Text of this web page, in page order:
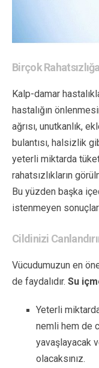
Birçok
Kalp-damar
hastalığın
ağrısı, unutkanlık,
bulantısı, halsizlik
yeterli miktarda
rahatsızlıkların
Bu yüzden başka
istenmeyen
Cildinizi
Vücudumuzun en
de faydalıdır. Su
Yeterli
nemli hem de
yavaşlayacak
olacaksınız.